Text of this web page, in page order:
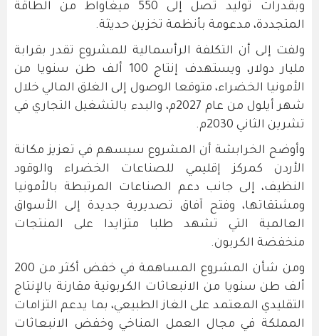
وبقدرات توليد تصل إلى 550 ميغاواط من الطاقة
المتجددة، مدعومة بأنظمة تخزين حديثة.
ولفت إلى أن التكلفة الرأسمالية للمشروع تقدر بقرابة
مليار دولار، ويستهدف إنتاج 100 ألف طن سنويا من
الأمونيا الخضراء، متوقعا الوصول إلى الغلق المالي خلال
شهر أيلول من عام 2027م، والبدء بالتشغيل التجاري في
تشرين الثاني 2030م.
وأوضح الخرابشة أن المشروع سيسهم في تعزيز مكانة
الأردن كمركز إقليمي للصناعات الخضراء والوقود
النظيف، إلى جانب دعم الصناعات المرتبطة بالأمونيا
ومشتقاتها، وفتح آفاق تصديرية جديدة إلى الأسواق
العالمية التي تشهد طلبا متزايدا على المنتجات
منخفضة الكربون.
ومن شأن المشروع المساهمة في خفض أكثر من 200
ألف طن سنويا من الانبعاثات الكربونية مقارنة بالإنتاج
التقليدي المعتمد على الغاز الطبيعي، بما يدعم التزامات
المملكة في مجال العمل المناخي وخفض الانبعاثات